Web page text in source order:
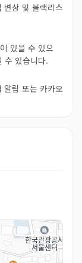
변상 및 블랙리스
있을 수 있으
수 있습니다.
알림 또는 카카오